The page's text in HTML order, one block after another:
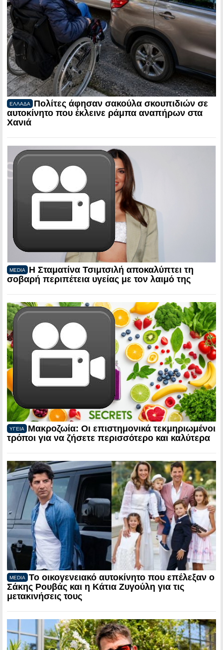
ΕΛΛΑΔΑ
Πολίτες άφησαν σακούλα σκουπιδιών σε
αυτοκίνητο που έκλεινε ράμπα αναπήρων στα
Χανιά
MEDIA
Η Σταματίνα Τσιμτσιλή αποκαλύπτει τη
σοβαρή περιπέτεια υγείας με τον λαιμό της
ΥΓΕΙΑ
Μακροζωία: Οι επιστημονικά τεκμηριωμένοι
τρόποι για να ζήσετε περισσότερο και καλύτερα
MEDIA
Το οικογενειακό αυτοκίνητο που επέλεξαν ο
Σάκης Ρουβάς και η Κάτια Ζυγούλη για τις
μετακινήσεις τους